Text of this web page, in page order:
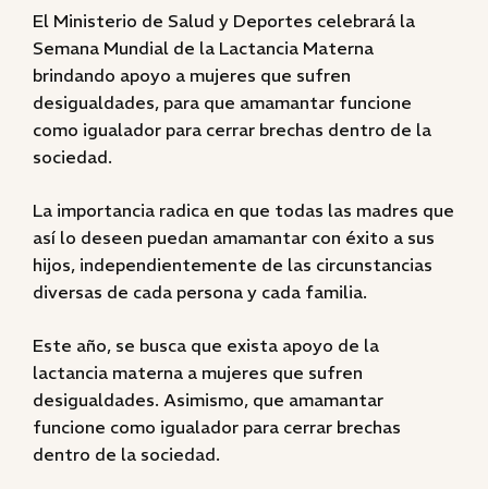
El Ministerio de Salud y Deportes celebrará la
Semana Mundial de la Lactancia Materna
brindando apoyo a mujeres que sufren
desigualdades, para que amamantar funcione
como igualador para cerrar brechas dentro de la
sociedad.
La importancia radica en que todas las madres que
así lo deseen puedan amamantar con éxito a sus
hijos, independientemente de las circunstancias
diversas de cada persona y cada familia.
Este año, se busca que exista apoyo de la
lactancia materna a mujeres que sufren
desigualdades. Asimismo, que amamantar
funcione como igualador para cerrar brechas
dentro de la sociedad.